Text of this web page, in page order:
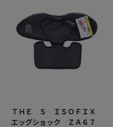
ＴＨＥ Ｓ ＩＳＯＦＩＸ
エッグショック ＺＡ６７